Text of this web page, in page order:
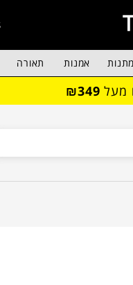
אמנות תאורה
מעל ₪349